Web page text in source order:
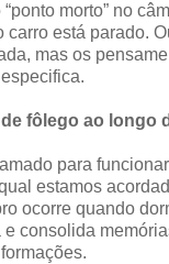
morto” no
carro está parado.
mas os
fôlego ao longo
para
estamos
ocorre quando
e consolida